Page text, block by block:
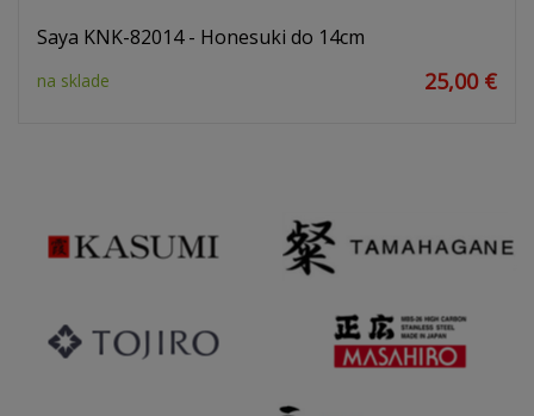
Saya KNK-82014 - Honesuki do 14cm
na sklade 25,00 €